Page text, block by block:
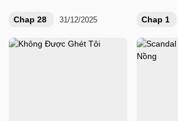
Chap 28 31/12/2025 Chap 1